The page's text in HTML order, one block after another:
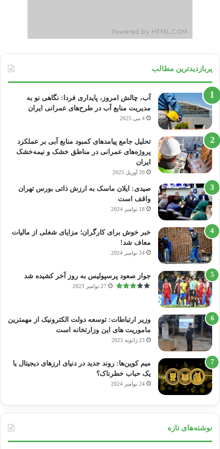
پربازدیدترین مطالب
آب، چالش امروز، پایداری فردا: نگاهی نو به
مدیریت منابع آب در طرح‌های عمرانی ایران
4 می 2025
تحلیل جامع پیامدهای کمبود منابع آبی بر عملکرد
پروژه‌های عمرانی در مناطق خشک و نیمه‌خشک
ایران
20 آوریل 2025
صیدی: ایلان ماسک به ارزش ذاتی بورس تهران
واقف است
18 نوامبر 2024
خبر خوش برای کارگران؛ مزایای شغلی از مالیات
معاف شد!
24 نوامبر 2024
جواز صعود پرسپولیس به روز آخر کشیده شد
27 نوامبر 2023
وزیر ارتباطات: توسعه دولت الکترونیک از مهمترین
ماموریت های این وزارتخانه است
23 ژانویه 2025
میم کوین‌ها: روند جدید در دنیای ارزهای دیجیتال یا
یک حباب خطرناک؟
24 نوامبر 2024
نوشته‌های تازه